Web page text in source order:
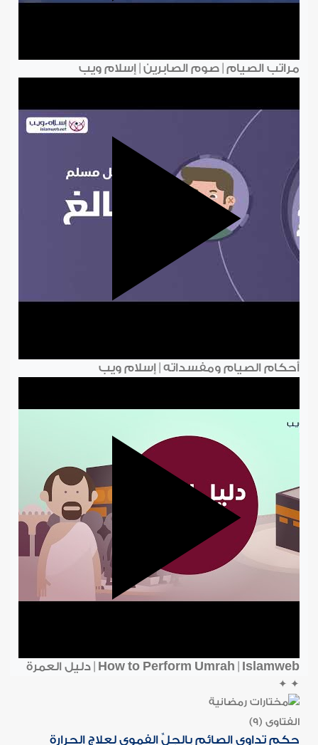
مراتب الصيام | صوم الصابرين | إسلام ويب
أحكام الصيام ومفسداته | إسلام ويب
How to Perform Umrah | Islamweb | دليل العمرة
✦
✦
الفتاوى (9)
حكم تداوي الصائم بالجلِّ الفموي لعلاج الحرارة